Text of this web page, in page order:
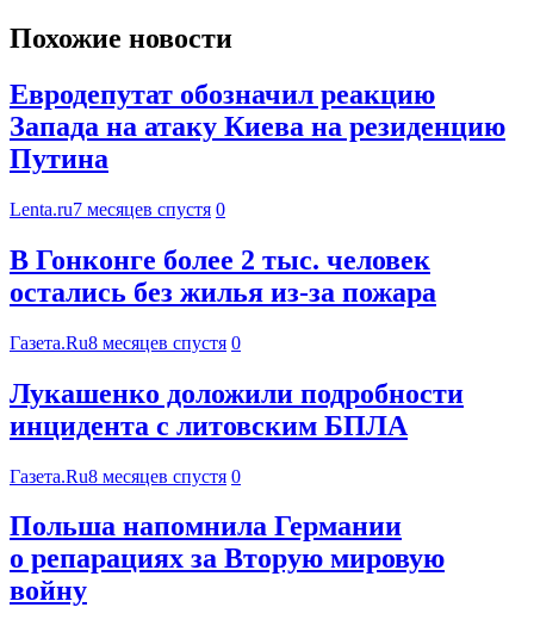
Похожие новости
Евродепутат обозначил реакцию
Запада на атаку Киева на резиденцию
Путина
Lenta.ru7 месяцев спустя 0
В Гонконге более 2 тыс. человек
остались без жилья из-за пожара
Газета.Ru8 месяцев спустя 0
Лукашенко доложили подробности
инцидента с литовским БПЛА
Газета.Ru8 месяцев спустя 0
Польша напомнила Германии
о репарациях за Вторую мировую
войну